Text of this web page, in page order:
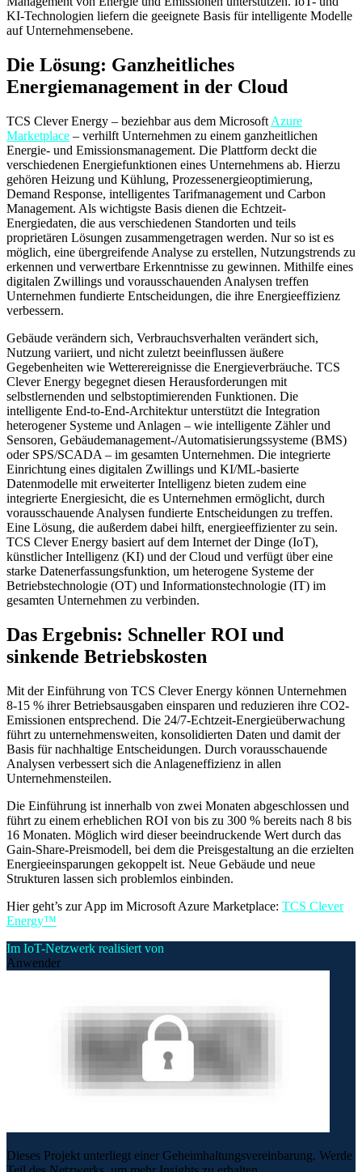
KI-Technologien liefern die geeignete Basis für intelligente Modelle
auf Unternehmensebene.
Die Lösung: Ganzheitliches
Energiemanagement in der Cloud
TCS Clever Energy – beziehbar aus dem Microsoft Azure
Marketplace – verhilft Unternehmen zu einem ganzheitlichen
Energie- und Emissionsmanagement. Die Plattform deckt die
verschiedenen Energiefunktionen eines Unternehmens ab. Hierzu
gehören Heizung und Kühlung, Prozessenergieoptimierung,
Demand Response, intelligentes Tarifmanagement und Carbon
Management. Als wichtigste Basis dienen die Echtzeit-
Energiedaten, die aus verschiedenen Standorten und teils
proprietären Lösungen zusammengetragen werden. Nur so ist es
möglich, eine übergreifende Analyse zu erstellen, Nutzungstrends zu
erkennen und verwertbare Erkenntnisse zu gewinnen. Mithilfe eines
digitalen Zwillings und vorausschauenden Analysen treffen
Unternehmen fundierte Entscheidungen, die ihre Energieeffizienz
verbessern.
Gebäude verändern sich, Verbrauchsverhalten verändert sich,
Nutzung variiert, und nicht zuletzt beeinflussen äußere
Gegebenheiten wie Wetterereignisse die Energieverbräuche. TCS
Clever Energy begegnet diesen Herausforderungen mit
selbstlernenden und selbstoptimierenden Funktionen. Die
intelligente End-to-End-Architektur unterstützt die Integration
heterogener Systeme und Anlagen – wie intelligente Zähler und
Sensoren, Gebäudemanagement-/Automatisierungssysteme (BMS)
oder SPS/SCADA – im gesamten Unternehmen. Die integrierte
Einrichtung eines digitalen Zwillings und KI/ML-basierte
Datenmodelle mit erweiterter Intelligenz bieten zudem eine
integrierte Energiesicht, die es Unternehmen ermöglicht, durch
vorausschauende Analysen fundierte Entscheidungen zu treffen.
Eine Lösung, die außerdem dabei hilft, energieeffizienter zu sein.
TCS Clever Energy basiert auf dem Internet der Dinge (IoT),
künstlicher Intelligenz (KI) und der Cloud und verfügt über eine
starke Datenerfassungsfunktion, um heterogene Systeme der
Betriebstechnologie (OT) und Informationstechnologie (IT) im
gesamten Unternehmen zu verbinden.
Das Ergebnis: Schneller ROI und
sinkende Betriebskosten
Mit der Einführung von TCS Clever Energy können Unternehmen
8-15 % ihrer Betriebsausgaben einsparen und reduzieren ihre CO2-
Emissionen entsprechend. Die 24/7-Echtzeit-Energieüberwachung
führt zu unternehmensweiten, konsolidierten Daten und damit der
Basis für nachhaltige Entscheidungen. Durch vorausschauende
Analysen verbessert sich die Anlageneffizienz in allen
Unternehmensteilen.
Die Einführung ist innerhalb von zwei Monaten abgeschlossen und
führt zu einem erheblichen ROI von bis zu 300 % bereits nach 8 bis
16 Monaten. Möglich wird dieser beeindruckende Wert durch das
Gain-Share-Preismodell, bei dem die Preisgestaltung an die erzielten
Energieeinsparungen gekoppelt ist. Neue Gebäude und neue
Strukturen lassen sich problemlos einbinden.
Hier geht’s zur App im Microsoft Azure Marketplace: TCS Clever
Energy™
Im IoT-Netzwerk realisiert von
Anwender
Dieses Projekt unterliegt einer Geheimhaltungsvereinbarung. Werde